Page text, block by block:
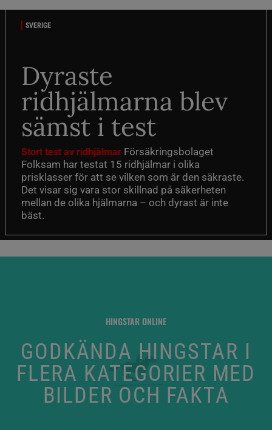
SVERIGE
Dyraste
ridhjälmarna blev
sämst i test
Stort test av ridhjälmar Försäkringsbolaget
Folksam har testat 15 ridhjälmar i olika
prisklasser för att se vilken som är den säkraste.
Det visar sig vara stor skillnad på säkerheten
mellan de olika hjälmarna – och dyrast är inte
bäst.
HINGSTAR ONLINE
GODKÄNDA HINGSTAR I
FLERA KATEGORIER MED
BILDER OCH FAKTA